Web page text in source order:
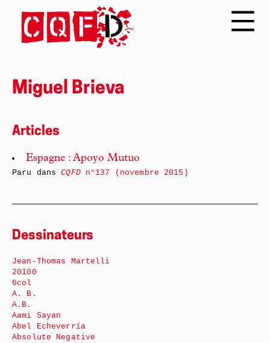
Miguel Brieva
Articles
Espagne : Apoyo Mutuo
Paru dansCQFDn°137 (novembre 2015)
Dessinateurs
Jean-Thomas Martelli
20100
6col
A. B.
A.B.
Aami Sayan
Abel Echeverría
Absolute Negative